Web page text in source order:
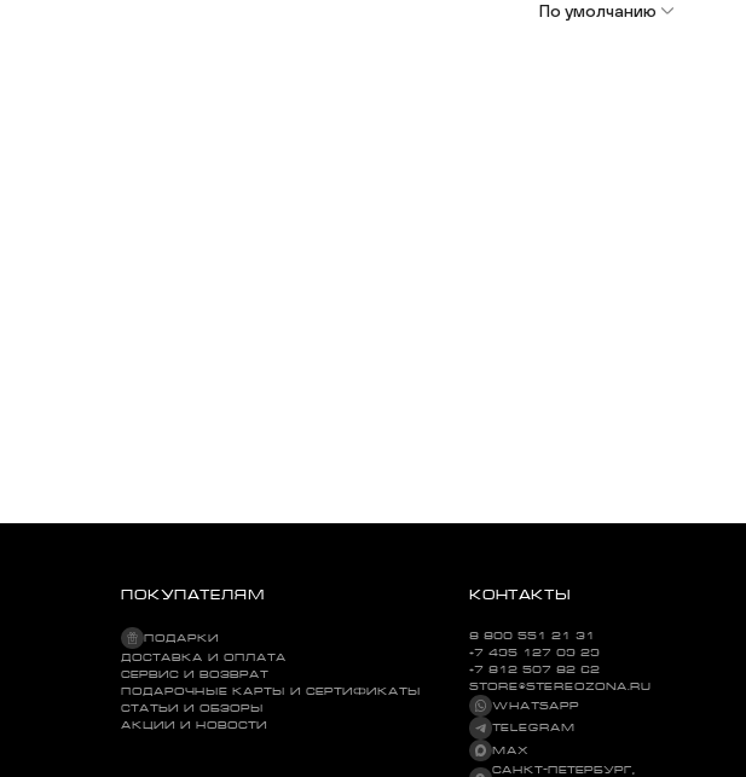
По умолчанию
ПОКУПАТЕЛЯМ
ПОДАРКИ
ДОСТАВКА И ОПЛАТА
СЕРВИС И ВОЗВРАТ
ПОДАРОЧНЫЕ КАРТЫ И СЕРТИФИКАТЫ
СТАТЬИ И ОБЗОРЫ
АКЦИИ И НОВОСТИ
КОНТАКТЫ
8 800 551 21 31
+7 495 127 09 29
+7 812 507 82 62
STORE@STEREOZONA.RU
WHATSAPP
TELEGRAM
MAX
САНКТ-ПЕТЕРБУРГ,